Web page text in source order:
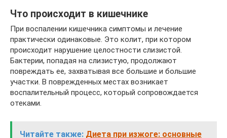
Что происходит в кишечнике
При воспалении кишечника симптомы и лечение
практически одинаковые. Это колит, при котором
происходит нарушение целостности слизистой.
Бактерии, попадая на слизистую, продолжают
повреждать ее, захватывая все большие и большие
участки. В поврежденных местах возникает
воспалительный процесс, который сопровождается
отеками.
Читайте также: Диета при изжоге: основные